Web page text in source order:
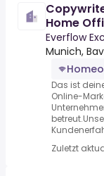
Home
Everflow
Munich,
Das ist
Online-
Zuletzt